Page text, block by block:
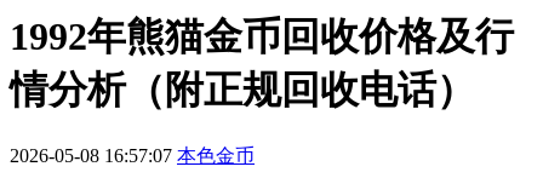
1992年熊猫金币回收价格及行
情分析（附正规回收电话）
2026-05-08 16:57:07 本色金币